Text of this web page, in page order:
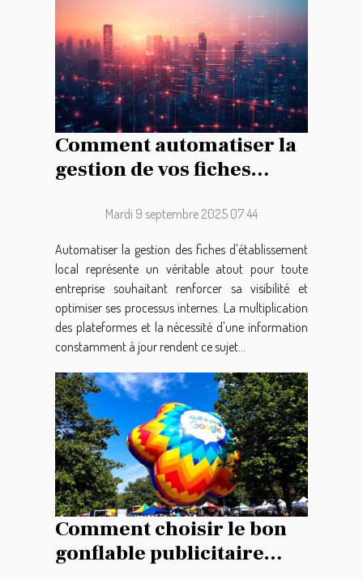
Comment automatiser la
gestion de vos fiches
Mardi 9 septembre 2025 07:44
Automatiser la gestion des fiches d'établissement
local représente un véritable atout pour toute
entreprise souhaitant renforcer sa visibilité et
optimiser ses processus internes. La multiplication
des plateformes et la nécessité d'une information
constamment à jour rendent ce sujet...
Comment choisir le bon
gonflable publicitaire